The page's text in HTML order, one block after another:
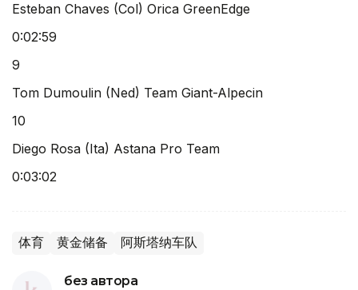
Esteban Chaves (Col) Orica GreenEdge
0:02:59
9
Tom Dumoulin (Ned) Team Giant-Alpecin
10
Diego Rosa (Ita) Astana Pro Team
0:03:02
体育 黄金储备 阿斯塔纳车队
без автора